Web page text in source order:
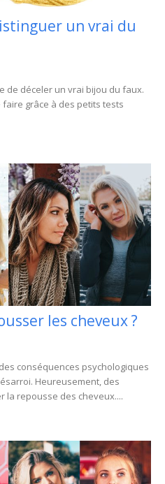
un vrai du
de déceler un vrai bijou du faux.
grâce à des petits tests
les cheveux ?
conséquences psychologiques
Heureusement, des
la repousse des cheveux....